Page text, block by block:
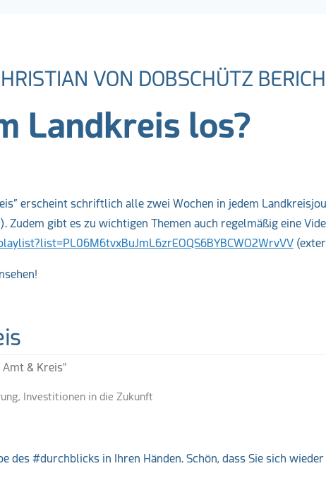
Landkreis los?
VON DOBSCHÜTZ
erscheint schriftlich alle zwei Wochen in jedem
Zudem gibt es zu wichtigen Themen auch regelmäßig eine
Links
& Kreis"
Investitionen in die Zukunft
des #durchblicks in Ihren Händen. Schön, dass Sie sich